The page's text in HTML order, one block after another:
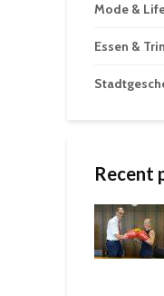
Mode &
Essen &
Recent